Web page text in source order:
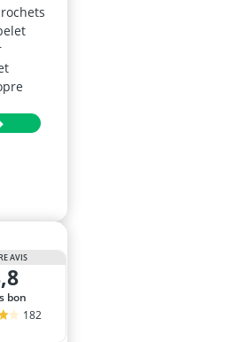
AVIS
8,8
bon
182